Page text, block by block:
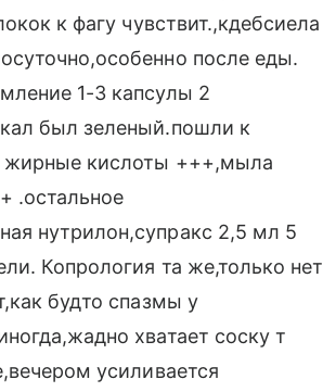
к фагу чувствит.,кдебсиела
после еды.
1-3 капсулы 2
был зеленый.пошли к
жирные кислоты +++,мыла
.остальное
нутрилон,супракс 2,5 мл 5
Копрология та же,только нет
будто спазмы у
хватает соску т
усиливается